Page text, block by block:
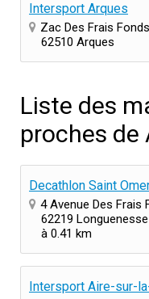
Intersport Arques
Zac Des Frais
62510 Arques
Liste des
proches de
Decathlon Saint
4 Avenue Des Frais
62219 Longuenesse
à 0.41 km
Intersport Aire-sur-